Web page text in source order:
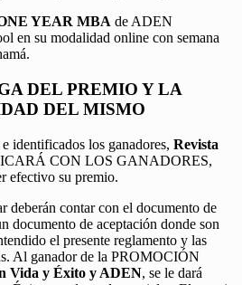
YEAR MBA de ADEN
en su modalidad online con semana
DEL PREMIO Y LA
DEL MISMO
identificados los ganadores, Revista
CON LOS GANADORES,
efectivo su premio.
deberán contar con el documento de
documento de aceptación donde son
el presente reglamento y las
Al ganador de la PROMOCIÓN
Vida y Éxito y ADEN, se le dará